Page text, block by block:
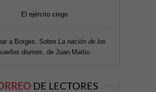
El ejército ciego
a Borges. Sobre La nación de los
diurnos , de Juan Mattio
DE LECTORES